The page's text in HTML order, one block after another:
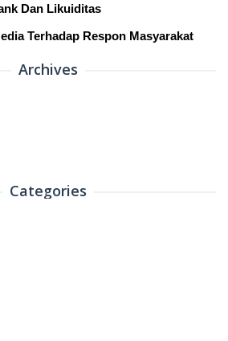
Dan Likuiditas
Terhadap Respon Masyarakat
Archives
Categories